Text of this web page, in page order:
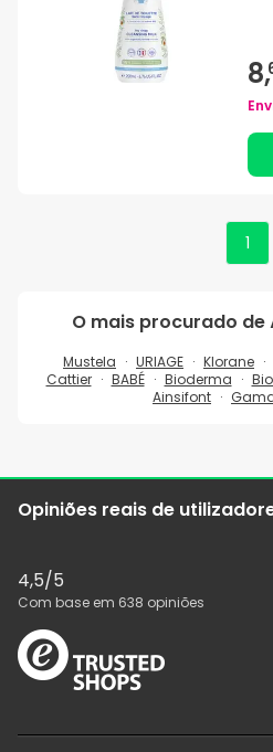
8,
1
O mais procurado de
Mustela URIAGE Klorane
Cattier
BABÉ Bioderma
Ainsifont
Opiniões reais de
4,5/5
Com base em 638 opiniões